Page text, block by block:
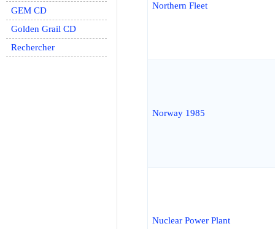
GEM CD
Golden Grail CD
Rechercher
Northern Fleet
Norway 1985
Nuclear Power Plant